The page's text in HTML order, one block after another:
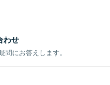
わせ
にお答えします。